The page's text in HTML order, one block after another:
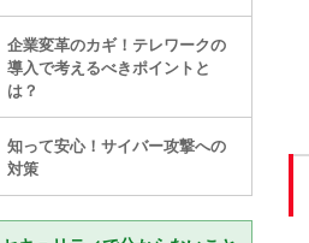
企業変革のカギ！テレワークの
導入で考えるべきポイントと
は？
知って安心！サイバー攻撃への
対策